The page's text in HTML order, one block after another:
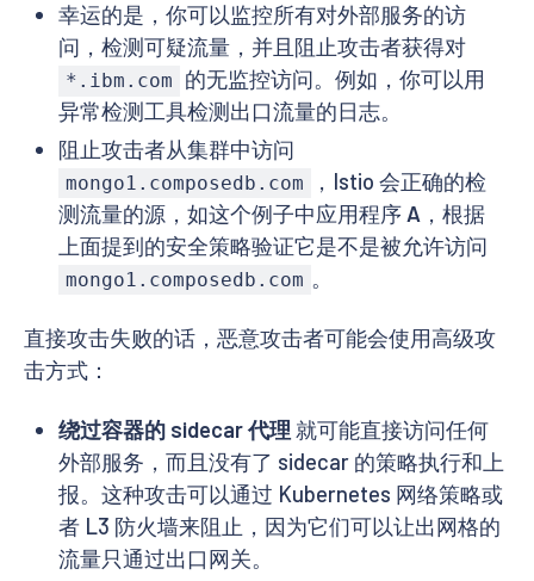
幸运的是，你可以监控所有对外部服务的访
问，检测可疑流量，并且阻止攻击者获得对
*.ibm.com
的无监控访问。例如，你可以用
异常检测工具检测出口流量的日志。
阻止攻击者从集群中访问
mongo1.composedb.com
，Istio 会正确的检
测流量的源，如这个例子中应用程序 A ，根据
上面提到的安全策略验证它是不是被允许访问
mongo1.composedb.com 。
直接攻击失败的话，恶意攻击者可能会使用高级攻
击方式：
绕过容器的 sidecar 代理 就可能直接访问任何
外部服务，而且没有了 sidecar 的策略执行和上
报。这种攻击可以通过 Kubernetes 网络策略或
者 L3 防火墙来阻止，因为它们可以让出网格的
流量只通过出口网关。